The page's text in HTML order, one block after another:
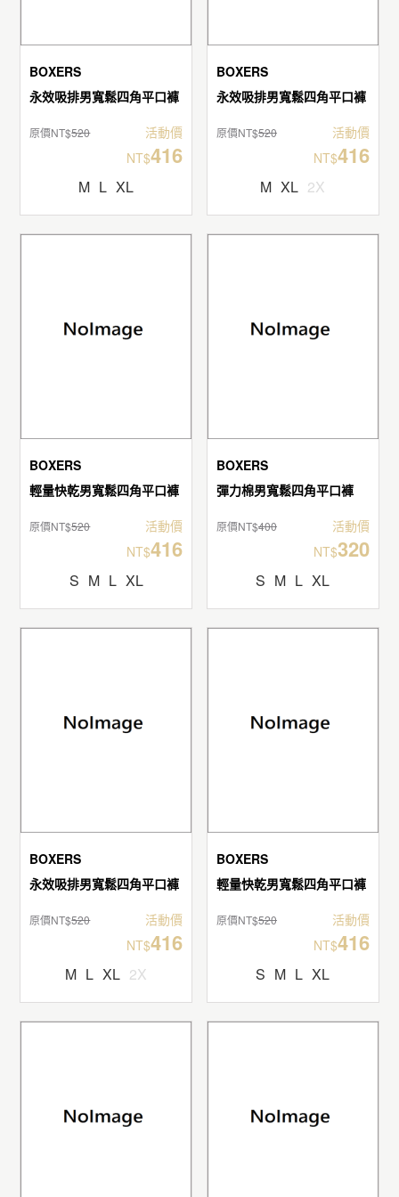
BOXERS
永效吸排男寬鬆四角平口褲
原價NT$520
活動價
NT$416
M L XL
BOXERS
永效吸排男寬鬆四角平口褲
原價NT$520
活動價
NT$416
M XL 2X
BOXERS
輕量快乾男寬鬆四角平口褲
原價NT$520
活動價
NT$416
S M L XL
BOXERS
彈力棉男寬鬆四角平口褲
原價NT$400
活動價
NT$320
S M L XL
BOXERS
永效吸排男寬鬆四角平口褲
原價NT$520
活動價
NT$416
M L XL 2X
BOXERS
輕量快乾男寬鬆四角平口褲
原價NT$520
活動價
NT$416
S M L XL